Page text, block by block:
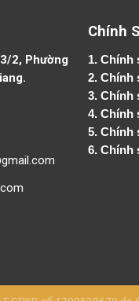
2, Phường
Chính
1.Chính
2.Chính
3. Chính
4.Chính
5.Chính
6.Chính